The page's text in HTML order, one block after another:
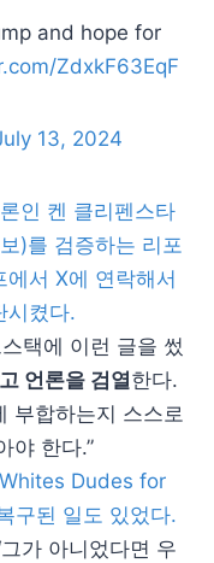
and hope for
ZdxkF63EqF
13, 2024
인 켄 클리펜스타
)를 검증하는 리포
서 X에 연락해서
시켰다.
택에 이런 글을 썼
언론을 검열한다.
부합하는지 스스로
야 한다.”
Dudes for
구된 일도 있었다.
가 아니었다면 우